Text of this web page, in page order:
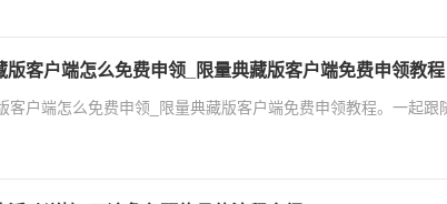
版客户端怎么免费申领_限量典藏版客户端免费申领教程
客户端怎么免费申领_限量典藏版客户端免费申领教程。一起跟